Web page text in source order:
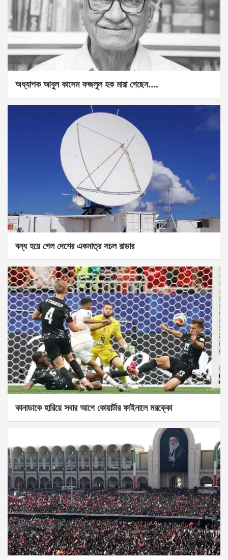
অধ্যাপক আবুল কাসেম ফজলুল হক মারা গেছেন….
বন্ধ হয়ে গেল দেশের একমাত্র সচল রাডার
কানাডাকে হারিয়ে সবার আগে কোয়ার্টার ফাইনালে মরক্কো